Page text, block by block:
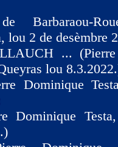
Barbaraou-
lou 2 de desèmbre
...
lou
Dominique
Dominique